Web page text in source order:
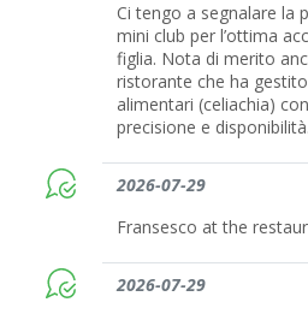
Ci tengo a segnalare la
mini club per l’ottima
figlia. Nota di merito
ristorante che ha
alimentari (celiachia)
precisione e disponibilità.
2026-07-29
Fransesco at the
2026-07-29